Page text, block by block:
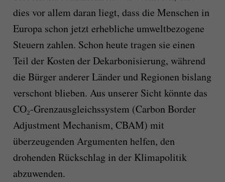
dies vor allem daran liegt, dass die Menschen in
Europa schon jetzt erhebliche umweltbezogene
Steuern zahlen. Schon heute tragen sie einen
Teil der Kosten der Dekarbonisierung, während
die Bürger anderer Länder und Regionen bislang
verschont blieben. Aus unserer Sicht könnte das
CO₂-Grenzausgleichssystem (Carbon Border
Adjustment Mechanism, CBAM) mit
überzeugenden Argumenten helfen, den
drohenden Rückschlag in der Klimapolitik
abzuwenden.